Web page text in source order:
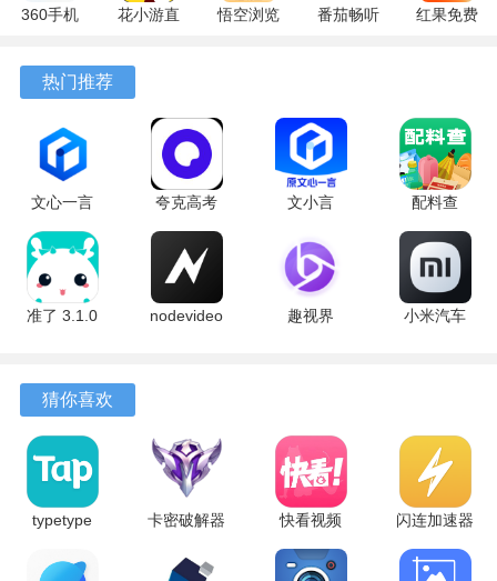
1、内嵌的简历编辑器支持实时预览效果，修改文字或调整格
式后能立刻看到生成页面的变化。
2、设有模拟面试录音功能，可以录制自己的回答并回放，方
便进行复盘和自我改进。
3、会根据使用者选择的专业和兴趣方向，不定期推送相关的
360手机
10.13.27
最新版
花小游直
17.9.56
悟空浏览
番茄畅听
红果免费
热门推荐
文心一言
4.0
5.16.0.10
最新版
夸克高考
10.14.0.1115
最新版
文小言
安卓版
配料查
3.0.1 官方
版
准了 3.1.0
nodevideo
趣视界
小米汽车
猜你喜欢
typetype
rel#100000
卡密破解器
快看视频
1.2 安卓版
闪连加速器
1.1 安卓版